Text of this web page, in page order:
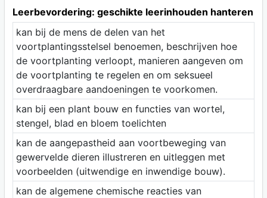
Leerbevordering: geschikte leerinhouden hanteren
kan bij de mens de delen van het
voortplantingsstelsel benoemen, beschrijven hoe
de voortplanting verloopt, manieren aangeven om
de voortplanting te regelen en om seksueel
overdraagbare aandoeningen te voorkomen.
kan bij een plant bouw en functies van wortel,
stengel, blad en bloem toelichten
kan de aangepastheid aan voortbeweging van
gewervelde dieren illustreren en uitleggen met
voorbeelden (uitwendige en inwendige bouw).
kan de algemene chemische reacties van